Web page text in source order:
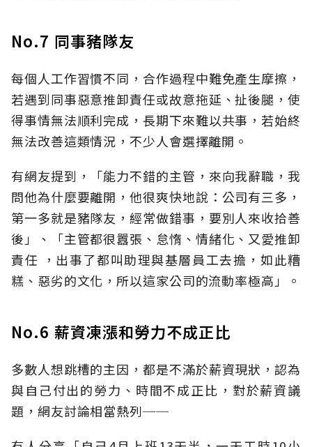
No.7 同事豬隊友
每個人工作習慣不同，合作過程中難免產生摩擦，
若遇到同事惡意推卸責任或故意拖延、扯後腿，使
得事情無法順利完成，長期下來難以共事，若始終
無法改善這類情況，不少人會選擇離開。
有網友提到，「能力不錯的主管，來向我辭職，我
問他為什麼要離開，他很爽快地說：公司有三多，
第一多就是豬隊友，經常做錯事，要別人來收拾善
後」、「主管都很囂張、怠惰、情緒化、又愛推卸
責任 ，出事了都叫助理與基層員工去擔，如此糟
糕、惡劣的文化，所以這家公司的流動率極高」。
No.6 薪資凍漲和勞力不成正比
多數人想跳槽的主因，都是不滿於薪資現狀，認為
與自己付出的勞力、時間不成正比，對於薪資議
題，網友討論相當熱列──